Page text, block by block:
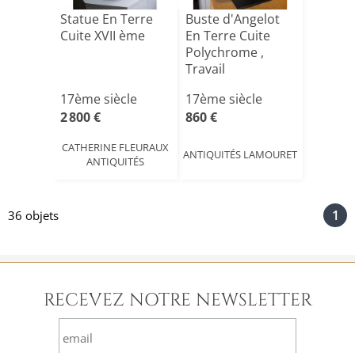
Statue En Terre
Cuite XVII ème
17ème siècle
2 800 €
CATHERINE FLEURAUX
ANTIQUITÉS
Buste d'Angelot
En Terre Cuite
Polychrome ,
Travail
17ème siècle
860 €
ANTIQUITÉS LAMOURET
36 objets 1
RECEVEZ NOTRE NEWSLETTER